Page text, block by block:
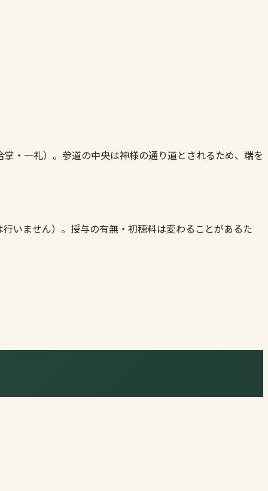
・一礼）。参道の中央は神様の通り道とされるため、端を
いません）。授与の有無・初穂料は変わることがあるた